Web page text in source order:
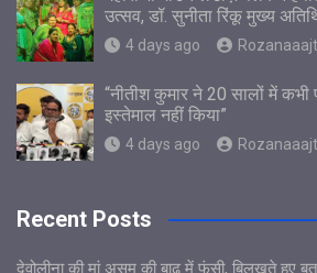
उत्सव, डॉ. सुनीता रिंकू मुख्य
4 days ago
“नीतीश कुमार ने 20 सालों में
इस्तेमाल नहीं किया”
4 days ago
Recent Posts
देवोलीना की मां असम की बाढ़ में फंसी, बिलखते हुए